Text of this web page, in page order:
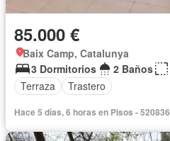
85.000 €
Baix Camp, Catalunya
3 Dormitorios
2 Baños
Terraza
Trastero
Hace 5 días, 6 horas en Pisos - 520836